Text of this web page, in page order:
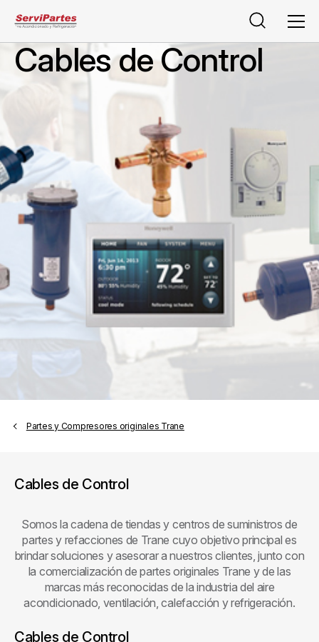
Buscar
Cables de Control
Partes y Compresores originales Trane
Cables de Control
Somos la cadena de tiendas y centros de suministros de
partes y refacciones de Trane cuyo objetivo principal es
brindar soluciones y asesorar a nuestros clientes, junto con
la comercialización de partes originales Trane y de las
marcas más reconocidas de la industria del aire
acondicionado, ventilación, calefacción y refrigeración.
Cables de Control